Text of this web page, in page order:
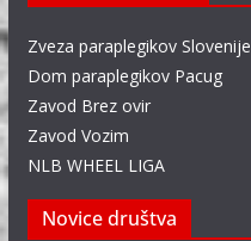
Zveza paraplegikov Slovenije
Dom paraplegikov Pacug
Zavod Brez ovir
Zavod Vozim
NLB WHEEL LIGA
Novice društva